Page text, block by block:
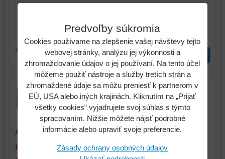
* (Povinné) Odoslať
Aktuálne ceny sú platné iba pri tovare a
množstve, ktoré máme na sklade.
Predvoľby súkromia
Cookies používame na zlepšenie vašej návštevy tejto
webovej stránky, analýzu jej výkonnosti a
zhromažďovanie údajov o jej používaní. Na tento účel
môžeme použiť nástroje a služby tretích strán a
zhromaždené údaje sa môžu preniesť k partnerom v
EÚ, USA alebo iných krajinách. Kliknutím na „Prijať
všetky cookies“ vyjadrujete svoj súhlas s týmto
spracovaním. Nižšie môžete nájsť podrobné
informácie alebo upraviť svoje preferencie.
Zásady ochrany osobných údajov